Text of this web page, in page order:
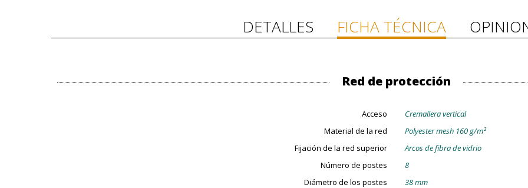
DETALLES FICHA TÉCNICA
Red de protección
Acceso
Cremallera vertical
Material de la red
Polyester mesh 160 g/m²
Fijación de la red superior
Arcos de fibra de vidrio
Número de postes
8
Diámetro de los postes
38 mm